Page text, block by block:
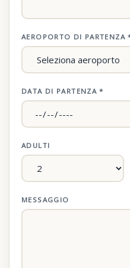
AEROPORTO DI PARTENZA
DATA DI PARTENZA *
ADULTI
MESSAGGIO